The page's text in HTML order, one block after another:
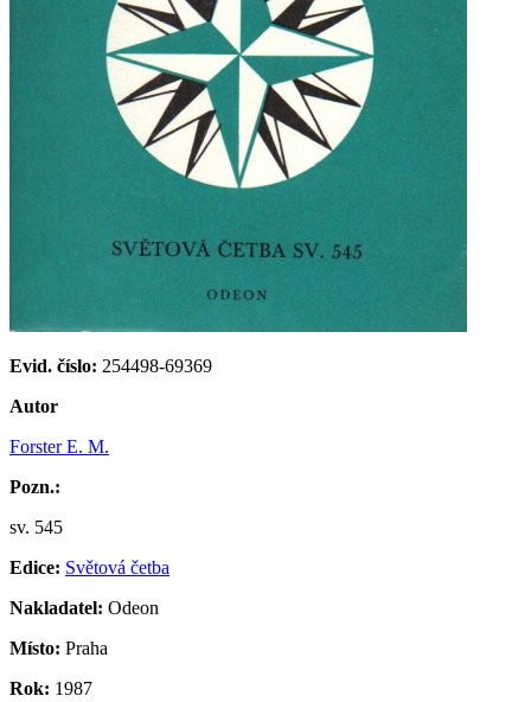
Evid. číslo: 254498-69369
Autor
Forster E. M.
Pozn.:
sv. 545
Edice: Světová četba
Nakladatel: Odeon
Místo: Praha
Rok: 1987